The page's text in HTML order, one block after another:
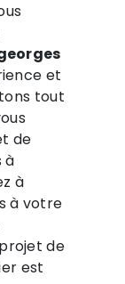
et
tout
de
à
à
à votre
de
est